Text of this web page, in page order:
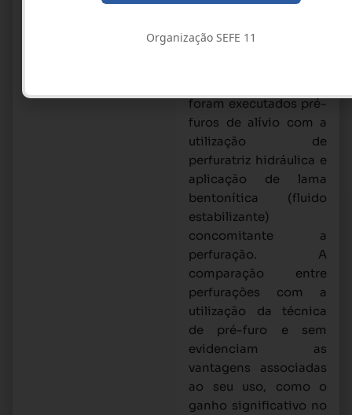
ocasionariam grandes
escavação das Estacas
foram executados pré-
furos de alívio com a
utilização de
perfuratriz hidráulica e
aplicação de lama
bentonítica (fluido
estabilizante)
concomitante a
perfuração. A
comparação entre
perfurações com a
utilização da técnica
de pré-furo e sem
evidenciam as
vantagens associadas
ao seu uso, como o
ganho significativo no
Organização SEFE 11